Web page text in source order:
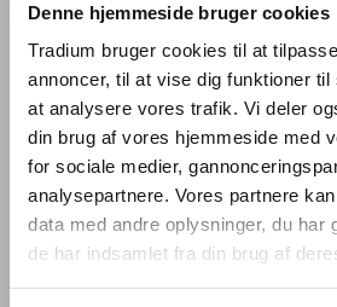
Denne hjemmeside bruger cookies
Tradium bruger cookies til at
annoncer, til at vise dig funktioner
at analysere vores trafik. Vi deler
din brug af vores hjemmeside med
for sociale medier,
analysepartnere. Vores partnere
data med andre oplysninger, du har
de har indsamlet fra din brug af
Ansøgere som er til samtale får et
øvrige modtager en mail med afslag.
Søg ledige
Uopfordrede